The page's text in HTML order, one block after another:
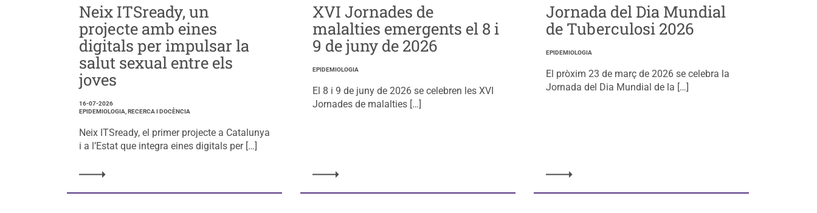
Neix ITSready, un
projecte amb eines
digitals per impulsar la
salut sexual entre els
joves
16-07-2026
EPIDEMIOLOGIA, RECERCA I DOCÈNCIA
Neix ITSready, el primer projecte a Catalunya
i a l’Estat que integra eines digitals per […]
XVI Jornades de
malalties emergents el 8 i
9 de juny de 2026
EPIDEMIOLOGIA
El 8 i 9 de juny de 2026 se celebren les XVI
Jornades de malalties […]
Jornada del Dia Mundial
de Tuberculosi 2026
EPIDEMIOLOGIA
El pròxim 23 de març de 2026 se celebra la
Jornada del Dia Mundial de la […]